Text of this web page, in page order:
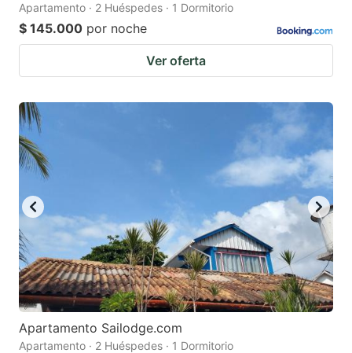
Apartamento · 2 Huéspedes · 1 Dormitorio
$ 145.000 por noche
Ver oferta
Apartamento Sailodge.com
Apartamento · 2 Huéspedes · 1 Dormitorio